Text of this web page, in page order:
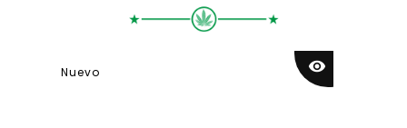
Nuevo visibility